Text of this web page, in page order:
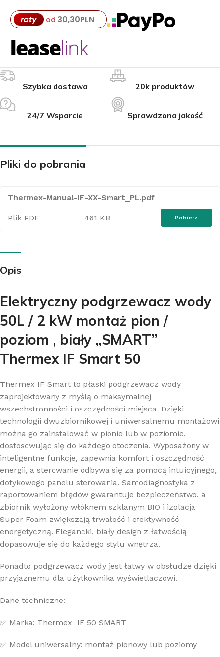
raty od 30,30PLN
Szybka dostawa 20k produktów
24/7 Wsparcie Sprawdzona jakość
Pliki do pobrania
Thermex-Manual-IF-XX-Smart_PL.pdf
Plik PDF 461 KB Pobierz
Opis
Elektryczny podgrzewacz wody
50L / 2 kW montaż pion /
poziom , biały „SMART”
Thermex IF Smart 50
Thermex IF Smart to płaski podgrzewacz wody
zaprojektowany z myślą o maksymalnej
wszechstronności i oszczędności miejsca. Dzięki
technologii dwuzbiornikowej i uniwersalnemu montażowi
można go zainstalować w pionie lub w poziomie,
dostosowując się do każdego otoczenia. Wyposażony w
inteligentne funkcje, zapewnia komfort i oszczędność
energii, a sterowanie odbywa się za pomocą intuicyjnego,
dotykowego panelu sterowania. Samodiagnostyka z
raportowaniem błędów gwarantuje bezpieczeństwo, a
zbiornik wyłożony włóknem szklanym BIO i izolacja
Super Foam zwiększają trwałość i efektywność
energetyczną. Elegancki, biały design z łatwością
dopasowuje się do każdego stylu wnętrza.
Ponadto podgrzewacz wody jest łatwy w obsłudze dzięki
przyjaznemu dla użytkownika wyświetlaczowi.
Dane techniczne:
✅ Marka: Thermex IF 50 SMART
✅ Model uniwersalny: montaż pionowy lub poziomy